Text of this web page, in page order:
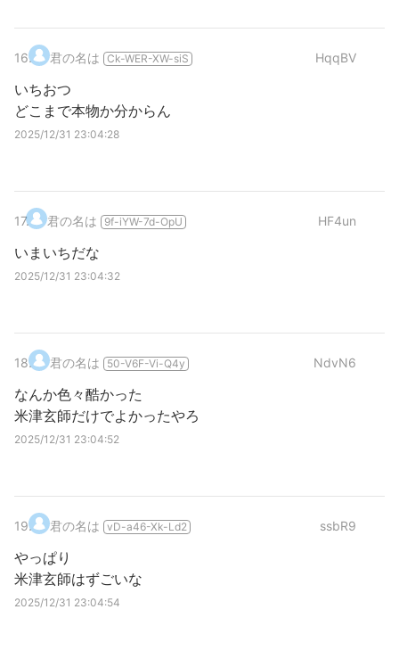
16. 君の名は Ck-WER-XW-siS HqqBV
いちおつ
どこまで本物か分からん
2025/12/31 23:04:28
17. 君の名は 9f-iYW-7d-OpU HF4un
いまいちだな
2025/12/31 23:04:32
18. 君の名は 50-V6F-Vi-Q4y NdvN6
なんか色々酷かった
米津玄師だけでよかったやろ
2025/12/31 23:04:52
19. 君の名は vD-a46-Xk-Ld2 ssbR9
やっぱり
米津玄師はずごいな
2025/12/31 23:04:54